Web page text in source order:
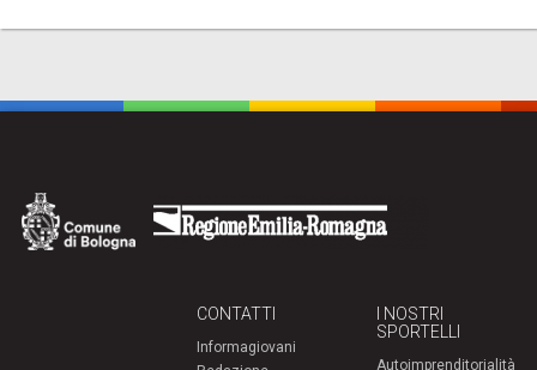
CONTATTI
Informagiovani
I NOSTRI
SPORTELLI
Autoimprenditorialità